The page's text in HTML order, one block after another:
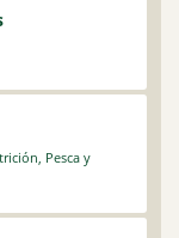
Pesca y